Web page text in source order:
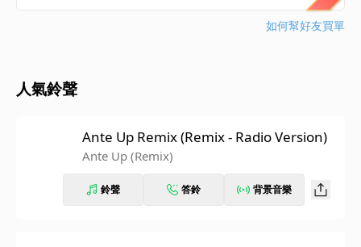
如何幫好友買單
人氣鈴聲
Ante Up Remix (Remix - Radio Version)
Ante Up (Remix)
鈴聲 答鈴 背景音樂